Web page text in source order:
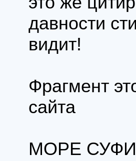
давности
видит!
Фрагмент
сайта
МОРЕ СУФИ